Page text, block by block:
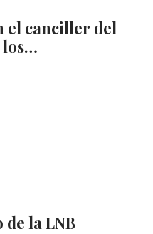
el canciller del
los…
la LNB